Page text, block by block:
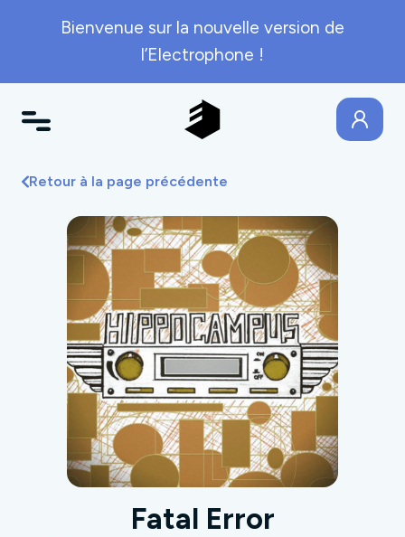
Bienvenue sur la nouvelle version de
l’Electrophone !
Retour à la page précédente
Fatal Error